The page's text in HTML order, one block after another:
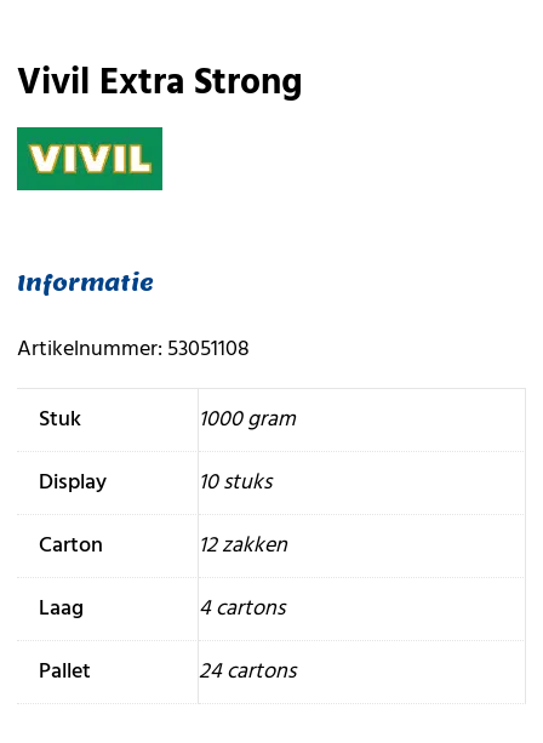
Vivil Extra Strong
Informatie
Artikelnummer: 53051108
Stuk
1000 gram
Display
10 stuks
Carton
12 zakken
Laag
4 cartons
Pallet
24 cartons